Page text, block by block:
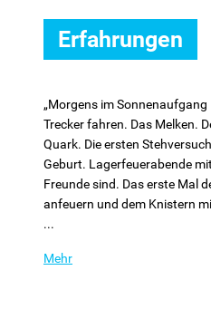
Erfahrungen
„Morgens im Sonnenaufgang
Trecker fahren. Das Melken.
Quark. Die ersten
Geburt. Lagerfeuerabende
Freunde sind. Das erste Mal
anfeuern und dem Knistern
...
Mehr